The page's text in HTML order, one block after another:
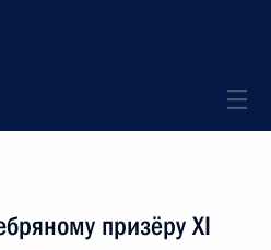
призёру XI